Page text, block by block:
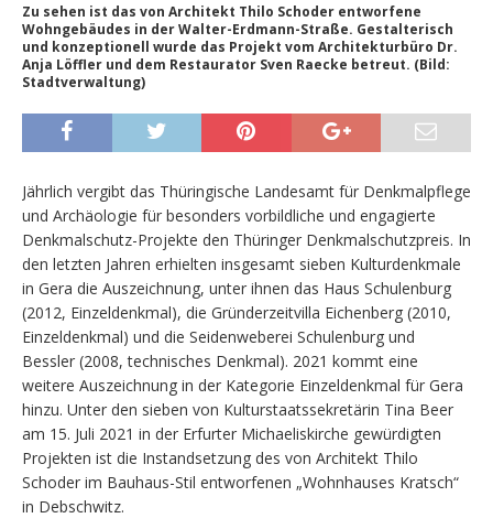
Zu sehen ist das von Architekt Thilo Schoder entworfene
Wohngebäudes in der Walter-Erdmann-Straße. Gestalterisch
und konzeptionell wurde das Projekt vom Architekturbüro Dr.
Anja Löffler und dem Restaurator Sven Raecke betreut. (Bild:
Stadtverwaltung)
Jährlich vergibt das Thüringische Landesamt für Denkmalpflege
und Archäologie für besonders vorbildliche und engagierte
Denkmalschutz-Projekte den Thüringer Denkmalschutzpreis. In
den letzten Jahren erhielten insgesamt sieben Kulturdenkmale
in Gera die Auszeichnung, unter ihnen das Haus Schulenburg
(2012, Einzeldenkmal), die Gründerzeitvilla Eichenberg (2010,
Einzeldenkmal) und die Seidenweberei Schulenburg und
Bessler (2008, technisches Denkmal). 2021 kommt eine
weitere Auszeichnung in der Kategorie Einzeldenkmal für Gera
hinzu. Unter den sieben von Kulturstaatssekretärin Tina Beer
am 15. Juli 2021 in der Erfurter Michaeliskirche gewürdigten
Projekten ist die Instandsetzung des von Architekt Thilo
Schoder im Bauhaus-Stil entworfenen „Wohnhauses Kratsch“
in Debschwitz.